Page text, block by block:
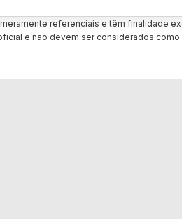
referenciais e têm finalidade
e não devem ser considerados